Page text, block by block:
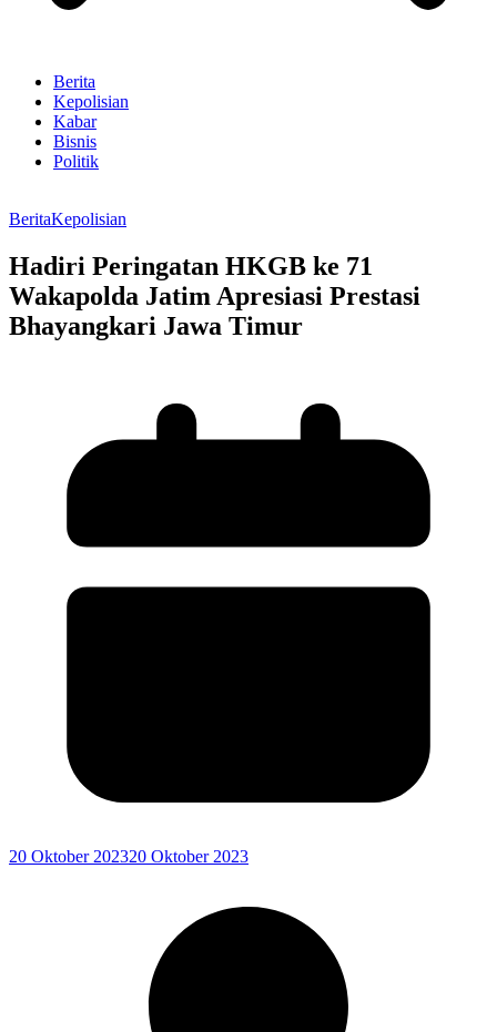
Berita
Kepolisian
Kabar
Bisnis
Politik
BeritaKepolisian
Hadiri Peringatan HKGB ke 71
Wakapolda Jatim Apresiasi Prestasi
Bhayangkari Jawa Timur
20 Oktober 202320 Oktober 2023